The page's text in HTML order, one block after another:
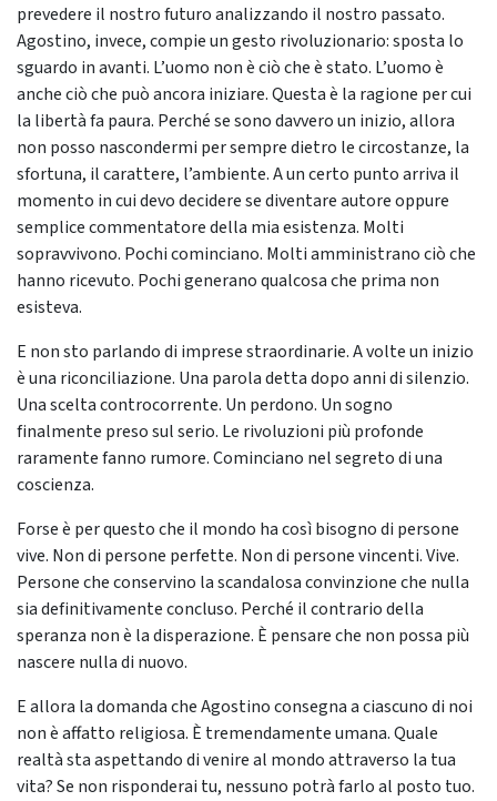
prevedere il nostro futuro analizzando il nostro passato.
Agostino, invece, compie un gesto rivoluzionario: sposta lo
sguardo in avanti. L’uomo non è ciò che è stato. L’uomo è
anche ciò che può ancora iniziare. Questa è la ragione per cui
la libertà fa paura. Perché se sono davvero un inizio, allora
non posso nascondermi per sempre dietro le circostanze, la
sfortuna, il carattere, l’ambiente. A un certo punto arriva il
momento in cui devo decidere se diventare autore oppure
semplice commentatore della mia esistenza. Molti
sopravvivono. Pochi cominciano. Molti amministrano ciò che
hanno ricevuto. Pochi generano qualcosa che prima non
esisteva.
E non sto parlando di imprese straordinarie. A volte un inizio
è una riconciliazione. Una parola detta dopo anni di silenzio.
Una scelta controcorrente. Un perdono. Un sogno
finalmente preso sul serio. Le rivoluzioni più profonde
raramente fanno rumore. Cominciano nel segreto di una
coscienza.
Forse è per questo che il mondo ha così bisogno di persone
vive. Non di persone perfette. Non di persone vincenti. Vive.
Persone che conservino la scandalosa convinzione che nulla
sia definitivamente concluso. Perché il contrario della
speranza non è la disperazione. È pensare che non possa più
nascere nulla di nuovo.
E allora la domanda che Agostino consegna a ciascuno di noi
non è affatto religiosa. È tremendamente umana. Quale
realtà sta aspettando di venire al mondo attraverso la tua
vita? Se non risponderai tu, nessuno potrà farlo al posto tuo.